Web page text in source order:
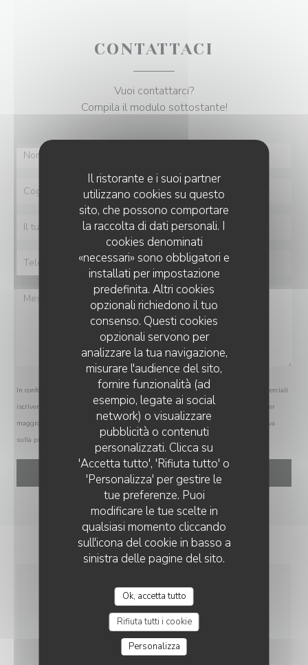
Il ristorante e i suoi partner
utilizzano cookies su questo
sito, che possono comportare
la raccolta di dati personali. I
cookies denominati
«necessari» sono obbligatori e
installati per impostazione
predefinita. Altri cookies
opzionali richiedono il tuo
consenso. Questi cookies
opzionali servono per
analizzare la tua navigazione,
misurare l'audience del sito,
fornire funzionalità (ad
esempio, legate ai social
network) o visualizzare
pubblicità o contenuti
personalizzati. Clicca su
'Accetta tutto', 'Rifiuta tutto' o
'Personalizza' per gestire le
tue preferenze. Puoi
modificare le tue scelte in
qualsiasi momento cliccando
sull'icona del cookie in basso a
sinistra delle pagine del sito.
Ok, accetta tutto
Rifiuta tutti i cookie
Personalizza
CONTATTACI
Vuoi contattarci?
Compila il modulo sottostante!
In conformità al Codice del Consumo, hai il diritto di opporti alle chiamate commerciali
iscrivendoti al Registro Pubblico delle Opposizioni:registrodelleopposizioni.it
. Per
maggiori informazioni sul trattamento dei tuoi dati, consulta la nostra
informativa
sulla privacy
INFORMAZIONI
PRATICHE